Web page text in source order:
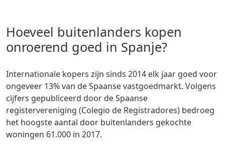
Hoeveel buitenlanders kopen
onroerend goed in Spanje?
Internationale kopers zijn sinds 2014 elk jaar goed voor
ongeveer 13% van de Spaanse vastgoedmarkt. Volgens
cijfers gepubliceerd door de Spaanse
registervereniging (Colegio de Registradores) bedroeg
het hoogste aantal door buitenlanders gekochte
woningen 61.000 in 2017.